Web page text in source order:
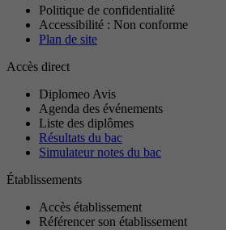
Politique de confidentialité
Accessibilité : Non conforme
Plan de site
Accès direct
Diplomeo Avis
Agenda des événements
Liste des diplômes
Résultats du bac
Simulateur notes du bac
Établissements
Accès établissement
Référencer son établissement